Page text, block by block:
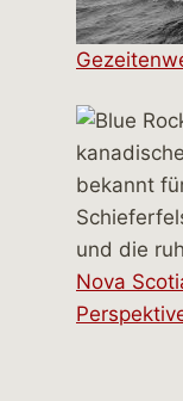
Nova